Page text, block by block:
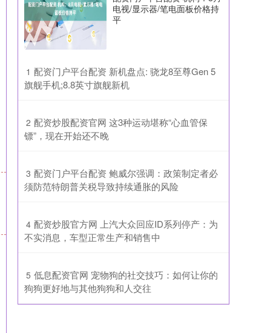
电视/显示器/笔电面板价格持
平
1 ​配资门户平台配资 新机盘点: 骁龙8至尊Gen 5
旗舰手机;8.8英寸旗舰新机
2 ​配资炒股配资官网 这3种运动堪称“心血管保
镖”，现在开始还不晚
3 ​配资门户平台配资 鲍威尔强调：政策制定者必
须防范特朗普关税导致持续通胀的风险
4 ​配资炒股官方网 上汽大众回应ID系列停产：为
不实消息，车型正常生产和销售中
5 ​低息配资官网 宠物狗的社交技巧：如何让你的
狗狗更好地与其他狗狗和人交往